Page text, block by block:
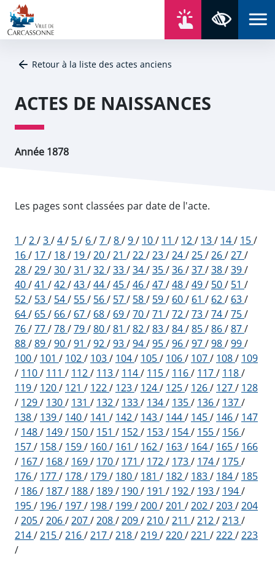
Aller au contenu
Aller au menu
Aller au plan du site
Aller à la recherche
Retour à la liste des actes anciens
ACTES DE NAISSANCES
Année 1878
Les pages sont classées par date de l'acte.
1 /2/3/4/ 5/ 6/7/8/9/ 10/ 11 / 12/ 13/ 14/ 15/
16/ 17/ 18/ 19/20/21 /22/23/24/25/26/27/
28/29/30/31 /32/33/34/35/36/37/38/39/
40/41 /42/43/44/45/46/47/48/49/ 50/ 51 /
52/ 53/ 54/ 55/ 56/ 57/ 58/ 59/ 60/ 61 / 62/ 63/
64/ 65/ 66/ 67/ 68/ 69/70/71 /72/73/74/75/
76/77/78/79/80/81 /82/83/84/85/86/87/
88/89/90/91 /92/93/94/95/96/97/98/99/
100/ 101 / 102/ 103/ 104/ 105/ 106/ 107/ 108/ 109
/ 110/ 111 / 112/ 113/ 114/ 115/ 116/ 117/ 118/
119/ 120/ 121 / 122/ 123/ 124/ 125/ 126/ 127/ 128
/ 129/ 130/ 131 / 132/ 133/ 134/ 135/ 136/ 137/
138/ 139/ 140/ 141 / 142/ 143/ 144/ 145/ 146/ 147
/ 148/ 149/ 150/ 151 / 152/ 153/ 154/ 155/ 156/
157/ 158/ 159/ 160/ 161 / 162/ 163/ 164/ 165/ 166
/ 167/ 168/ 169/ 170/ 171 / 172/ 173/ 174/ 175/
176/ 177/ 178/ 179/ 180/ 181 / 182/ 183/ 184/ 185
/ 186/ 187/ 188/ 189/ 190/ 191 / 192/ 193/ 194/
195/ 196/ 197/ 198/ 199/200/201 /202/203/204
/205/206/207/208/209/210/211 /212/213/
214/215/216/217/218/219/220/221 /222/223
/
Panneau de gestion des cookies